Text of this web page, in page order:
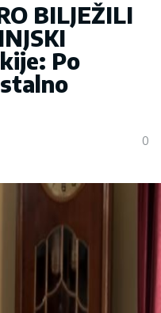
BILJEŽILI
Po
0